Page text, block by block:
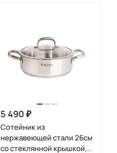
5 490 ₽
Сотейник из
нержавеющей стали 26см
со стеклянной крышкой,